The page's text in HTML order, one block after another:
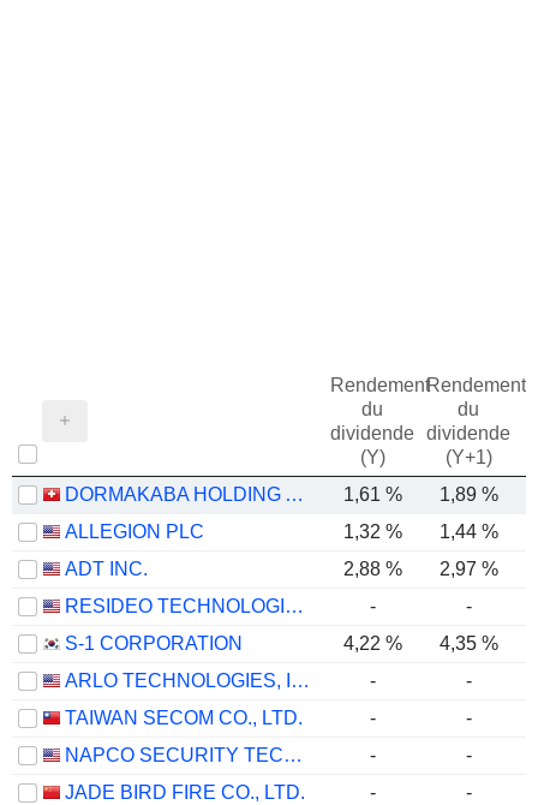
Rendement
du
dividende
(Y)
Rendement
du
dividende
(Y+1)
DORMAKABA HOLDING AG 1,61 % 1,89 %
ALLEGION PLC
1,32 % 1,44 %
ADT INC.
2,88 %
2,97 %
RESIDEO TECHNOLOGIES, INC.
- -
S-1 CORPORATION
4,22 % 4,35 %
ARLO TECHNOLOGIES, INC.
- -
TAIWAN SECOM CO., LTD.
-
-
NAPCO SECURITY TECHNOLOGIES, INC.
- -
JADE BIRD FIRE CO., LTD.
- -